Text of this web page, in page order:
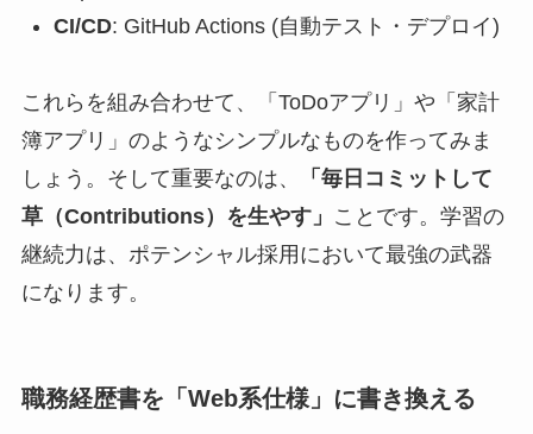
CI/CD: GitHub Actions (自動テスト・デプロイ)
これらを組み合わせて、「ToDoアプリ」や「家計
簿アプリ」のようなシンプルなものを作ってみま
しょう。そして重要なのは、
「毎日コミットして
草（Contributions）を生やす」 ことです。学習の
継続力は、ポテンシャル採用において最強の武器
になります。
職務経歴書を「Web系仕様」に書き換える